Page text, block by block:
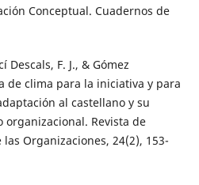
Conceptual. Cuadernos de
Descals, F. J., & Gómez
de clima para la iniciativa y para
al castellano y su
organizacional. Revista de
Organizaciones, 24(2), 153-